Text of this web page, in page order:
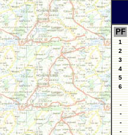
PF
1
2
3
4
5
6
-
-
-
-